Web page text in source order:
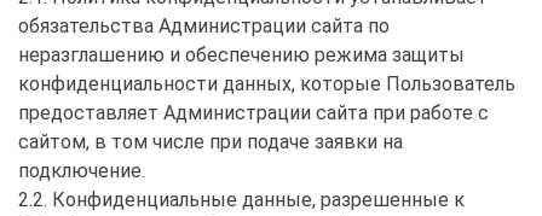
обязательства Администрации сайта по
неразглашению и обеспечению режима защиты
конфиденциальности данных, которые Пользователь
предоставляет Администрации сайта при работе с
сайтом, в том числе при подаче заявки на
подключение.
2.2. Конфиденциальные данные, разрешенные к